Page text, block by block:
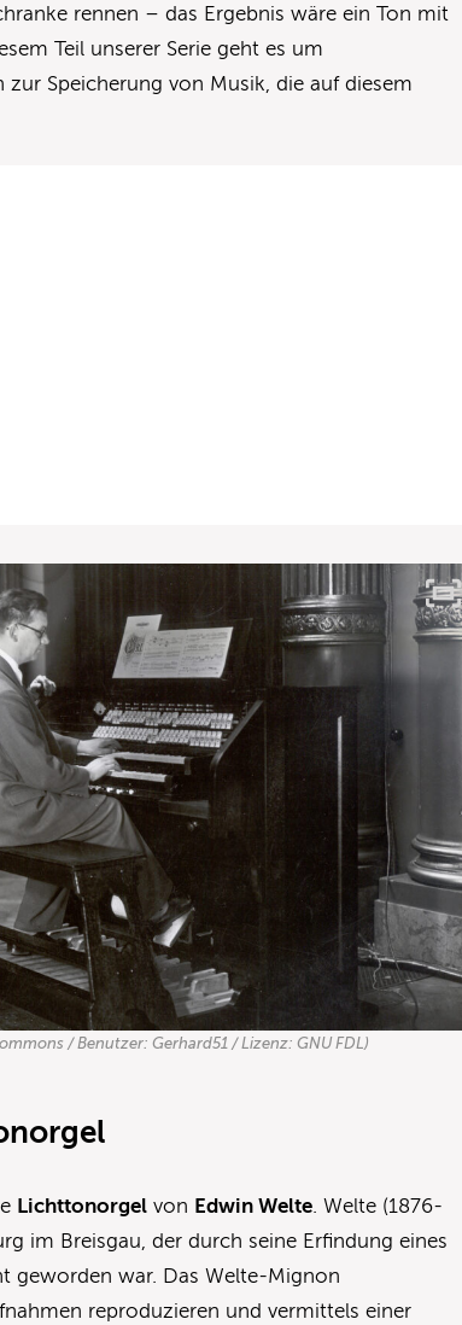
rennen – das Ergebnis wäre ein Ton mit
Teil unserer Serie geht es um
Speicherung von Musik, die auf diesem
/ Benutzer: Gerhard51 / Lizenz: GNU FDL)
Lichttonorgel von Edwin Welte. Welte (1876-
im Breisgau, der durch seine Erfindung eines
geworden war. Das Welte-Mignon
reproduzieren und vermittels einer